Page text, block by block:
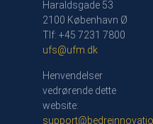
Haraldsgade 53
2100 København Ø
Tlf: +45 7231 7800
ufs@ufm.dk
Henvendelser
vedrørende dette
website: